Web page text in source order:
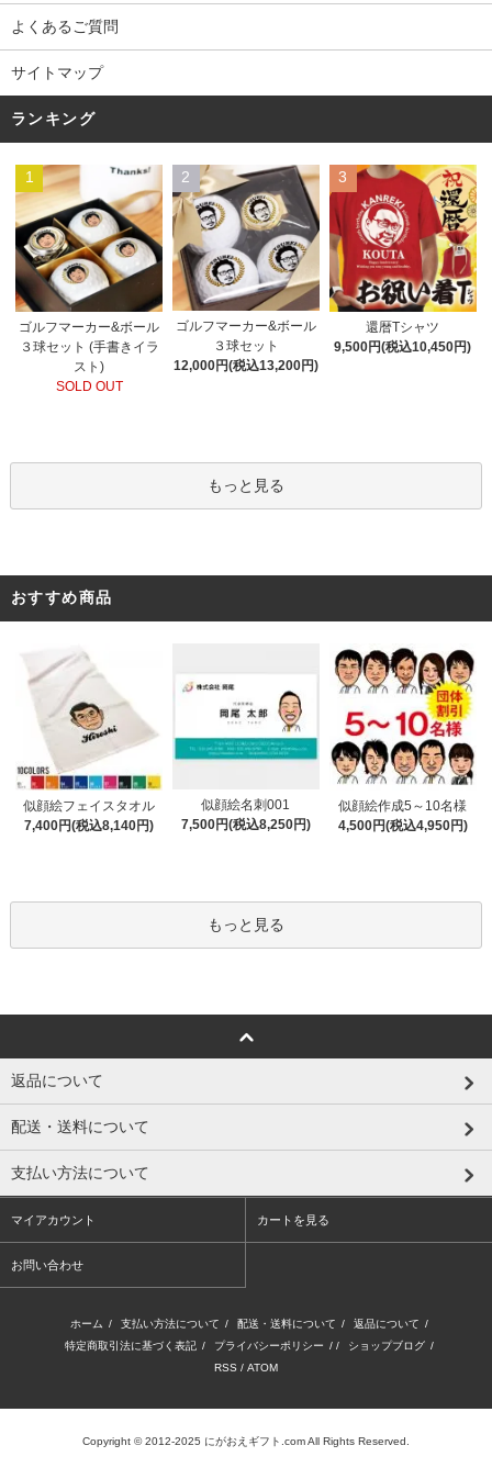
よくあるご質問
サイトマップ
ランキング
1
ゴルフマーカー&ボール
３球セット (手書きイラ
スト)
SOLD OUT
2
ゴルフマーカー&ボール
３球セット
12,000円(税込13,200円)
3
還暦Tシャツ
9,500円(税込10,450円)
もっと見る
おすすめ商品
似顔絵フェイスタオル
7,400円(税込8,140円)
似顔絵名刺001
7,500円(税込8,250円)
似顔絵作成5～10名様
4,500円(税込4,950円)
もっと見る
返品について
配送・送料について
支払い方法について
マイアカウント カートを見る
お問い合わせ
ホーム / 支払い方法について / 配送・送料について / 返品について /
特定商取引法に基づく表記 / プライバシーポリシー / / ショップブログ /
RSS / ATOM
Copyright © 2012-2025 にがおえギフト.com All Rights Reserved.